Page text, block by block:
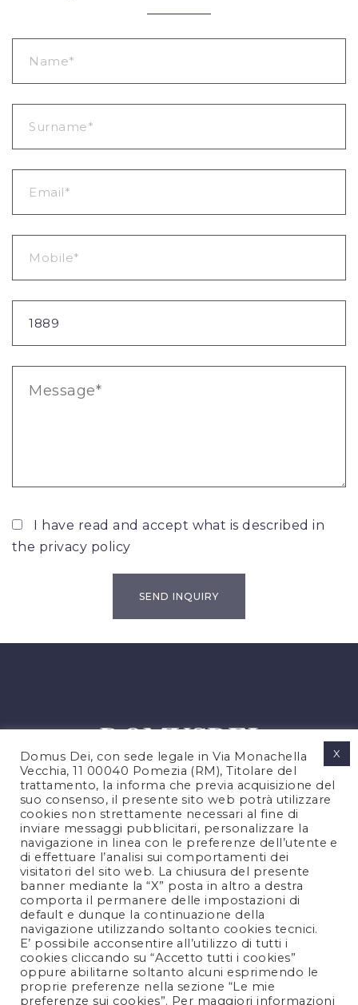
I have read and accept what is described in
the privacy policy
PRIVACY POLICY
COOKIES POLICY
LEGAL NOTES
CONTACTS
FOLLOW US
Domus Dei, con sede legale in Via Monachella
Vecchia, 11 00040 Pomezia (RM), Titolare del
trattamento, la informa che previa acquisizione del
suo consenso, il presente sito web potrà utilizzare
cookies non strettamente necessari al fine di
inviare messaggi pubblicitari, personalizzare la
navigazione in linea con le preferenze dell’utente e
di effettuare l’analisi sui comportamenti dei
visitatori del sito web. La chiusura del presente
banner mediante la “X” posta in altro a destra
comporta il permanere delle impostazioni di
default e dunque la continuazione della
navigazione utilizzando soltanto cookies tecnici.
E’ possibile acconsentire all’utilizzo di tutti i
cookies cliccando su “Accetto tutti i cookies”
oppure abilitarne soltanto alcuni esprimendo le
proprie preferenze nella sezione “Le mie
preferenze sui cookies”. Per maggiori informazioni
X